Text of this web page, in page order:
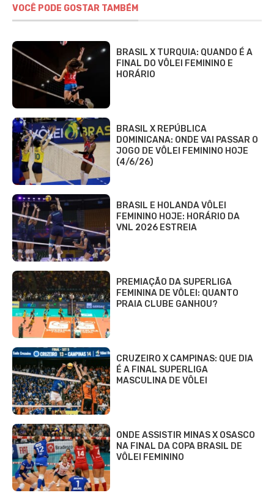
VOCÊ PODE GOSTAR TAMBÉM
BRASIL X TURQUIA: QUANDO É A
FINAL DO VÔLEI FEMININO E
HORÁRIO
BRASIL X REPÚBLICA
DOMINICANA: ONDE VAI PASSAR O
JOGO DE VÔLEI FEMININO HOJE
(4/6/26)
BRASIL E HOLANDA VÔLEI
FEMININO HOJE: HORÁRIO DA
VNL 2026 ESTREIA
PREMIAÇÃO DA SUPERLIGA
FEMININA DE VÔLEI: QUANTO
PRAIA CLUBE GANHOU?
CRUZEIRO X CAMPINAS: QUE DIA
É A FINAL SUPERLIGA
MASCULINA DE VÔLEI
ONDE ASSISTIR MINAS X OSASCO
NA FINAL DA COPA BRASIL DE
VÔLEI FEMININO